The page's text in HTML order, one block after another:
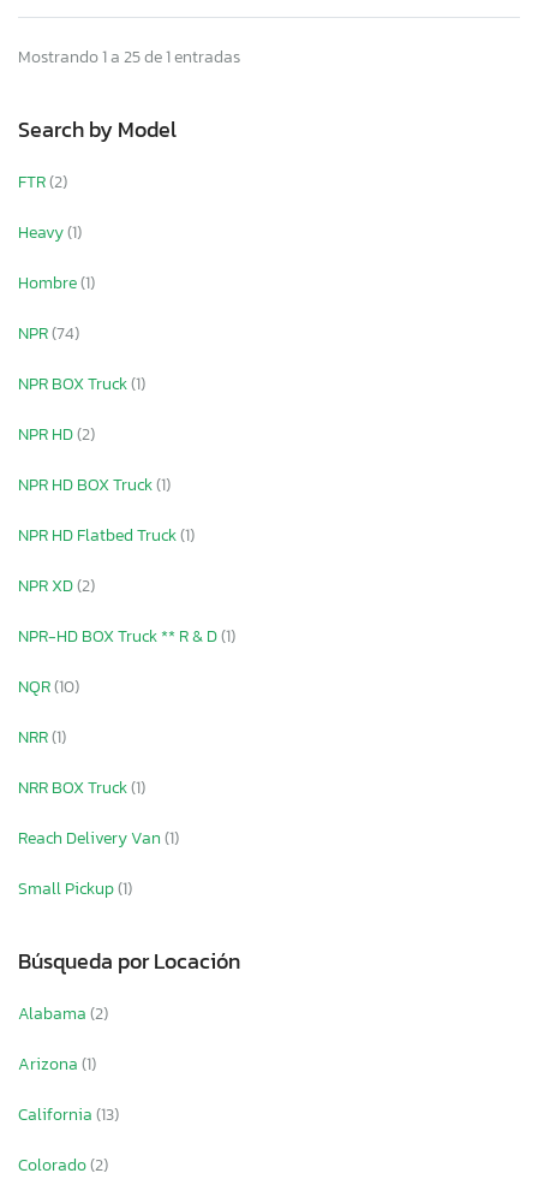
Mostrando 1 a 25 de 1 entradas
Search by Model
FTR(2)
Heavy(1)
Hombre(1)
NPR(74)
NPR BOX Truck(1)
NPR HD(2)
NPR HD BOX Truck(1)
NPR HD Flatbed Truck(1)
NPR XD(2)
NPR-HD BOX Truck ** R & D(1)
NQR(10)
NRR(1)
NRR BOX Truck(1)
Reach Delivery Van(1)
Small Pickup(1)
Búsqueda por Locación
Alabama(2)
Arizona(1)
California(13)
Colorado(2)